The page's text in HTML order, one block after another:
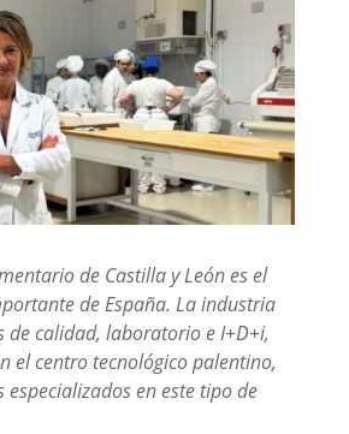
de Castilla y León es el
de España. La industria
de calidad, laboratorio e I+D+i,
el centro tecnológico palentino,
especializados en este tipo de